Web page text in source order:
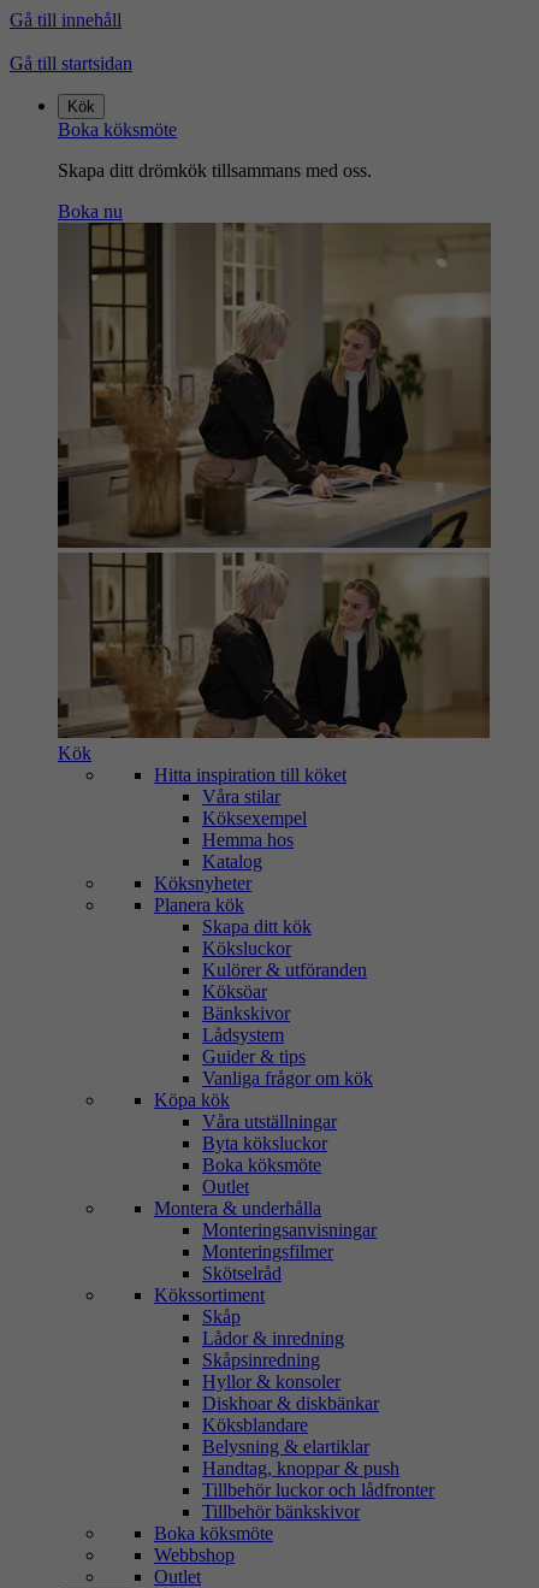
Gå till innehåll
Gå till startsidan
Kök
Boka köksmöte
Skapa ditt drömkök tillsammans med oss.
Boka nu
Kök
Hitta inspiration till köket
Våra stilar
Köksexempel
Hemma hos
Katalog
Köksnyheter
Planera kök
Skapa ditt kök
Köksluckor
Kulörer & utföranden
Köksöar
Bänkskivor
Lådsystem
Guider & tips
Vanliga frågor om kök
Köpa kök
Våra utställningar
Byta köksluckor
Boka köksmöte
Outlet
Montera & underhålla
Monteringsanvisningar
Monteringsfilmer
Skötselråd
Kökssortiment
Skåp
Lådor & inredning
Skåpsinredning
Hyllor & konsoler
Diskhoar & diskbänkar
Köksblandare
Belysning & elartiklar
Handtag, knoppar & push
Tillbehör luckor och lådfronter
Tillbehör bänkskivor
Boka köksmöte
Webbshop
Outlet